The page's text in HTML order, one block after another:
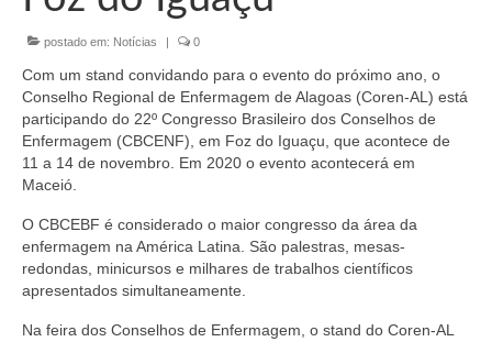
Conselheiros e Diretoria
Câmaras Técnicas
Carta de Serviços ao Cidadão
Transparência e Prestação de Contas
Eleições
postado em: Notícias | 0
Com um stand convidando para o evento do próximo ano, o
Conselho Regional de Enfermagem de Alagoas (Coren-AL) está
participando do 22º Congresso Brasileiro dos Conselhos de
Enfermagem (CBCENF), em Foz do Iguaçu, que acontece de
11 a 14 de novembro. Em 2020 o evento acontecerá em
Maceió.
O CBCEBF é considerado o maior congresso da área da
enfermagem na América Latina. São palestras, mesas-
redondas, minicursos e milhares de trabalhos científicos
apresentados simultaneamente.
Na feira dos Conselhos de Enfermagem, o stand do Coren-AL